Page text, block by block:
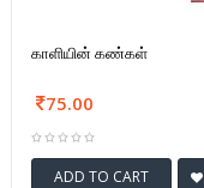
காளியின் கண்கள்
75.00
ADD TO CART